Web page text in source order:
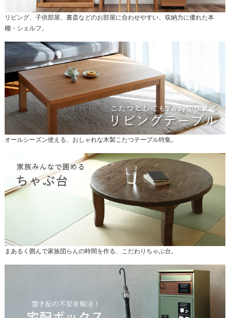
リビング、子供部屋、書斎などのお部屋に合わせやすい、収納力に優れた本
棚・シェルフ。
オールシーズン使える、おしゃれな木製こたつテーブル特集。
まあるく囲んで家族団らんの時間を作る、こだわりちゃぶ台。